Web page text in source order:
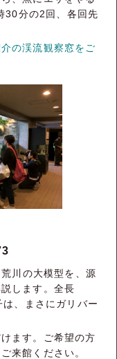
30分の2回、各回先
の渓流観察窓をご
川の大模型を、源
します。全長
、まさにガリバー
ます。ご希望の方
来館ください。